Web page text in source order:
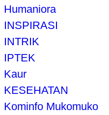
Humaniora
INSPIRASI
INTRIK
IPTEK
Kaur
KESEHATAN
Kominfo Mukomuko